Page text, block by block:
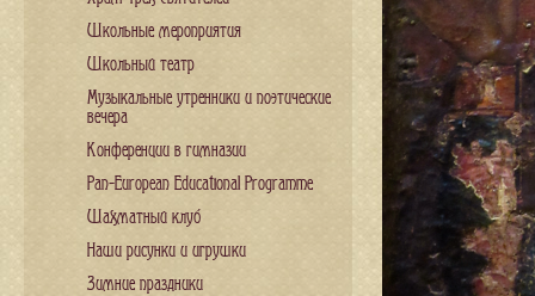
Школьные мероприятия
Школьный театр
Музыкальные утренники и поэтические
вечера
Конференции в гимназии
Pan-European Educational Programme
Шахматный клуб
Наши рисунки и игрушки
Зимние праздники